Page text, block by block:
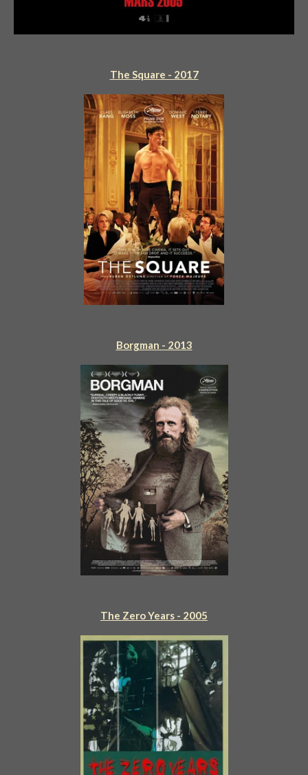
The Square - 2017
Borgman - 2013
The Zero Years - 2005